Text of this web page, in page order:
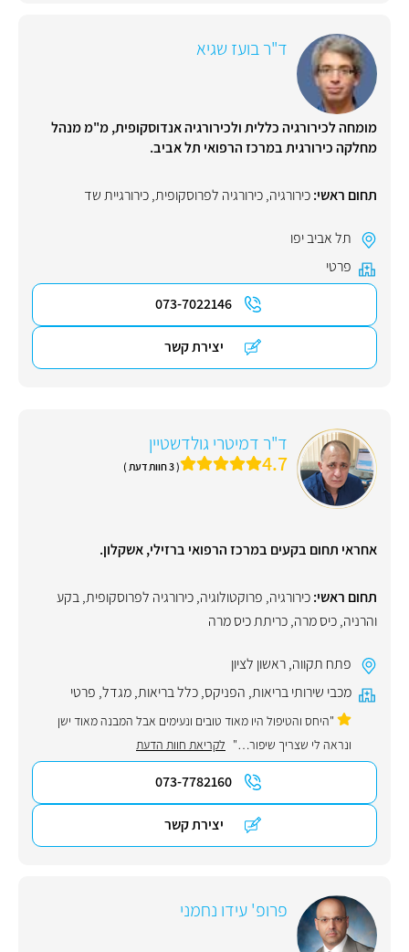
ד"ר בועז שגיא
מומחה לכירורגיה כללית ולכירורגיה אנדוסקופית, מ"מ מנהל
מחלקה כירורגית במרכז הרפואי תל אביב.
תחום ראשי:כירורגיה,כירורגיה לפרוסקופית,כירורגיית שד
תל אביב יפו
פרטי
073-7022146
יצירת קשר
ד"ר דמיטרי גולדשטיין
4.7 ( 3 חוות דעת )
אחראי תחום בקעים במרכז הרפואי ברזילי, אשקלון.
תחום ראשי:כירורגיה, פרוקטולוגיה,כירורגיה לפרוסקופית,בקע
והרניה,כיס מרה,כריתת כיס מרה
פתח תקווה,ראשון לציון
מכבי שירותי בריאות, הפניקס,כלל בריאות,מגדל, פרטי
"היחס והטיפול היו מאוד טובים ונעימים אבל המבנה מאוד ישן
ונראה לי שצריך שיפור…" לקריאת חוות הדעת
073-7782160
יצירת קשר
פרופ' עידו נחמני